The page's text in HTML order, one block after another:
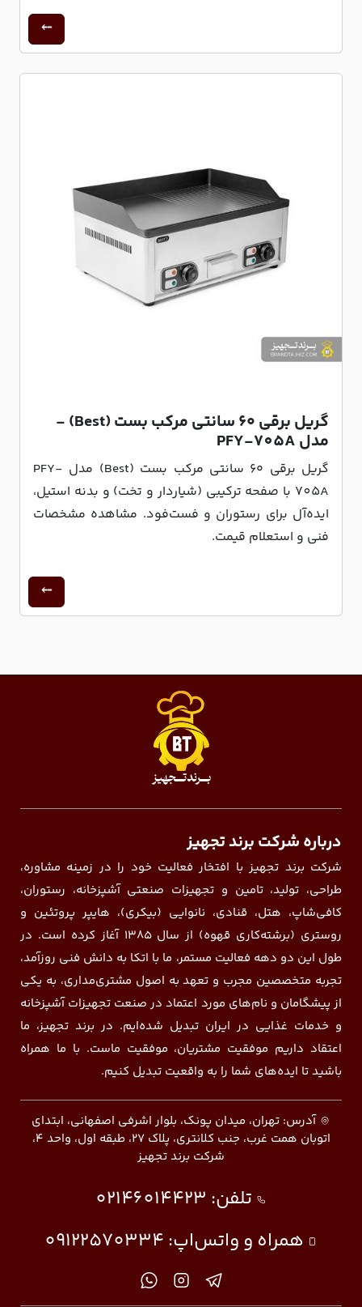
گریل برقی ۶۰ سانتی مرکب بست (Best) -
مدل PFY-705A
گریل برقی ۶۰ سانتی مرکب بست (Best) مدل PFY-
705A با صفحه ترکیبی (شیاردار و تخت) و بدنه استیل،
ایده‌آل برای رستوران و فست‌فود. مشاهده مشخصات
فنی و استعلام قیمت.
درباره شرکت برند تجهیز
شرکت برند تجهیز با افتخار فعالیت خود را در زمینه مشاوره،
طراحی، تولید، تامین و تجهیزات صنعتی آشپزخانه، رستوران،
کافی‌شاپ، هتل، قنادی، نانوایی (بیکری)، هایپر پروتئین و
روستری (برشته‌کاری قهوه) از سال ۱۳۸۵ آغاز کرده است. در
طول این دو دهه فعالیت مستمر، ما با اتکا به دانش فنی روزآمد،
تجربه متخصصین مجرب و تعهد به اصول مشتری‌مداری، به یکی
از پیشگامان و نام‌های مورد اعتماد در صنعت تجهیزات آشپزخانه
و خدمات غذایی در ایران تبدیل شده‌ایم. در برند تجهیز، ما
اعتقاد داریم موفقیت مشتریان، موفقیت ماست. با ما همراه
باشید تا ایده‌های شما را به واقعیت تبدیل کنیم.
آدرس: تهران، میدان پونک، بلوار اشرفی اصفهانی، ابتدای
اتوبان همت غرب، جنب کلانتری، پلاک ۲۷، طبقه اول، واحد ۴،
شرکت برند تجهیز
تلفن: 02146014423
همراه و واتس‌اپ:09122570334